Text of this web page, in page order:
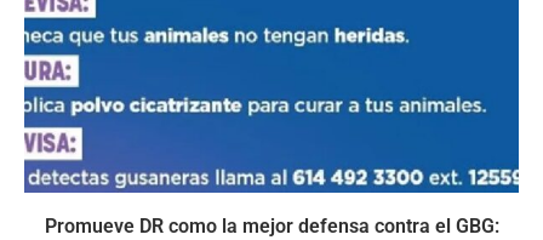
Promueve DR como la mejor defensa contra el GBG: